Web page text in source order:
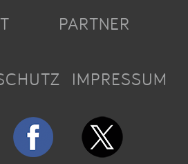
PARTNER
IMPRESSUM